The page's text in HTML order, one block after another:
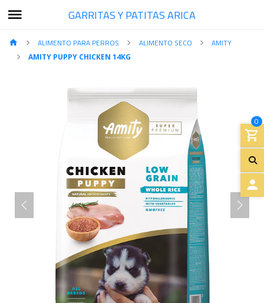
GARRITAS Y PATITAS ARICA
0
A
ALIMENTO PARA PERROS ALIMENTO SECO AMITY
AMITY PUPPY CHICKEN 14KG